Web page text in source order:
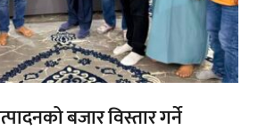
बजार विस्तार गर्ने